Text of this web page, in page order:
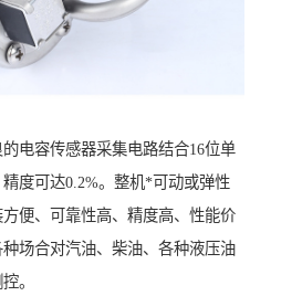
电容传感器采集电路结合16位单
度可达0.2%。整机*可动或弹性
便、可靠性高、精度高、性能价
场合对汽油、柴油、各种液压油
。